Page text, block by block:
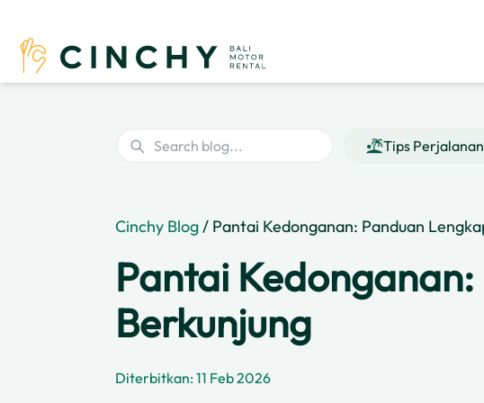
Tips Perjalanan
Cinchy Blog/ Pantai Kedonganan: Panduan
Pantai
Berkunjung
Diterbitkan: 11 Feb 2026